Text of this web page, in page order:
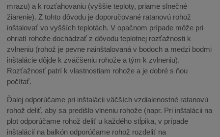
mrazu) a k rozťahovaniu (vyššie teploty, priame slnečné
žiarenie). Z tohto dôvodu je doporučované ratanovú rohož
inštalovať vo vyšších teplotách. V opačnom prípade môže pri
ohriatí rohože dochádzať z dôvodu teplotnej rozťažnosti k
zvlneniu (rohož je pevne nainštalovaná v bodoch a medzi bodmi
inštalácie dôjde k zväčšeniu rohože a tým k zvlneniu).
Rozťažnosť patrí k vlastnostiam rohože a je dobré s ňou
počítať.
Ďalej odporúčame pri inštalácii väčších vzdialenostné ratanovú
rohož deliť, aby sa predišlo vlneniu rohože (napr. Pri inštalácii na
plot odporúčame rohož deliť u každého stĺpika, v prípade
inštalácií na balkón odporúčame rohož rozdeliť na